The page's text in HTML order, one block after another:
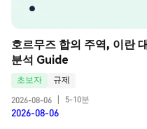
호르무즈 합의 주역, 이란
분석 Guide
초보자
규제
2026-08-06
5-10분
2026-08-06